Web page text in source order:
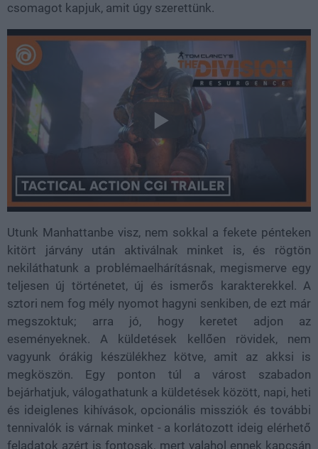
csomagot kapjuk, amit úgy szerettünk.
Utunk Manhattanbe visz, nem sokkal a fekete pénteken
kitört járvány után aktiválnak minket is, és rögtön
nekiláthatunk a problémaelhárításnak, megismerve egy
teljesen új történetet, új és ismerős karakterekkel. A
sztori nem fog mély nyomot hagyni senkiben, de ezt már
megszoktuk; arra jó, hogy keretet adjon az
eseményeknek. A küldetések kellően rövidek, nem
vagyunk órákig készülékhez kötve, amit az akksi is
megköszön. Egy ponton túl a várost szabadon
bejárhatjuk, válogathatunk a küldetések között, napi, heti
és ideiglenes kihívások, opcionális missziók és további
tennivalók is várnak minket - a korlátozott ideig elérhető
feladatok azért is fontosak, mert valahol ennek kapcsán